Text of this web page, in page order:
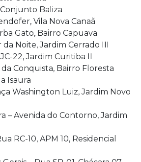
Conjunto Baliza
Vila Nova Canaã
Gato, Bairro Capuava
da Noite, Jardim Cerrado III
22, Jardim Curitiba II
Conquista, Bairro Floresta
Isaura
Washington Luiz, Jardim Novo
– Avenida do Contorno, Jardim
RC-10, APM 10, Residencial